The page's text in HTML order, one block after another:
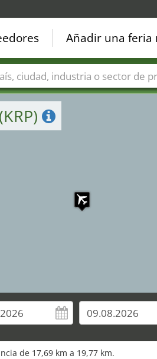
de 17,69 km a 19,77 km.
Añadir una feria
Sectores de ferias